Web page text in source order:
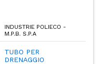
INDUSTRIE POLIECO -
M.P.B. S.P.A
TUBO PER
DRENAGGIO